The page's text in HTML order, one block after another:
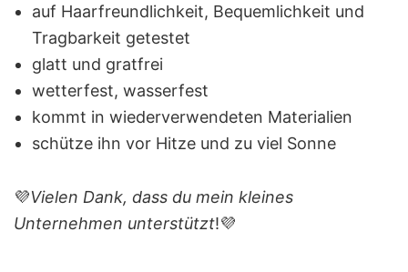
auf Haarfreundlichkeit, Bequemlichkeit und
Tragbarkeit getestet
glatt und gratfrei
wetterfest, wasserfest
kommt in wiederverwendeten Materialien
schütze ihn vor Hitze und zu viel Sonne
💜Vielen Dank, dass du mein kleines
Unternehmen unterstützt!💜